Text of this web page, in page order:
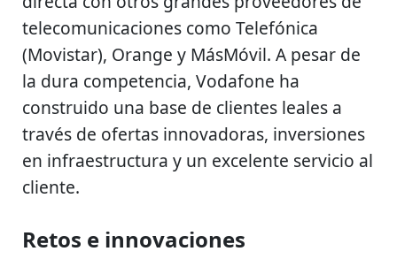
telecomunicaciones como Telefónica
(Movistar), Orange y MásMóvil. A pesar de
la dura competencia, Vodafone ha
construido una base de clientes leales a
través de ofertas innovadoras, inversiones
en infraestructura y un excelente servicio al
cliente.
Retos e innovaciones